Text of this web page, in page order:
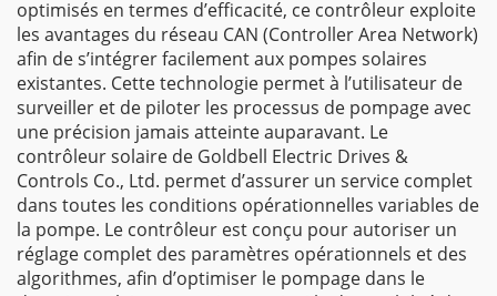
optimisés en termes d’efficacité, ce contrôleur exploite
les avantages du réseau CAN (Controller Area Network)
afin de s’intégrer facilement aux pompes solaires
existantes. Cette technologie permet à l’utilisateur de
surveiller et de piloter les processus de pompage avec
une précision jamais atteinte auparavant. Le
contrôleur solaire de Goldbell Electric Drives &
Controls Co., Ltd. permet d’assurer un service complet
dans toutes les conditions opérationnelles variables de
la pompe. Le contrôleur est conçu pour autoriser un
réglage complet des paramètres opérationnels et des
algorithmes, afin d’optimiser le pompage dans le